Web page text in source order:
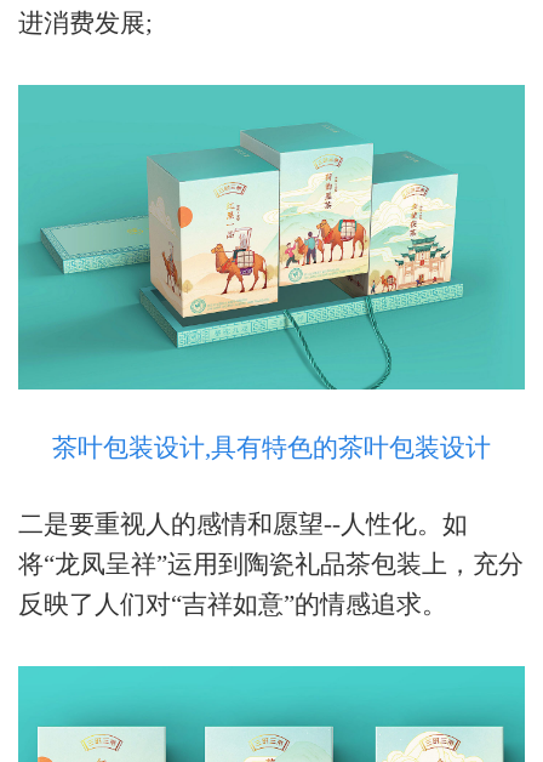
进消费发展;
茶叶包装设计,具有特色的茶叶包装设计
二是要重视人的感情和愿望--人性化。如
将“龙凤呈祥”运用到陶瓷礼品茶包装上，充分
反映了人们对“吉祥如意”的情感追求。